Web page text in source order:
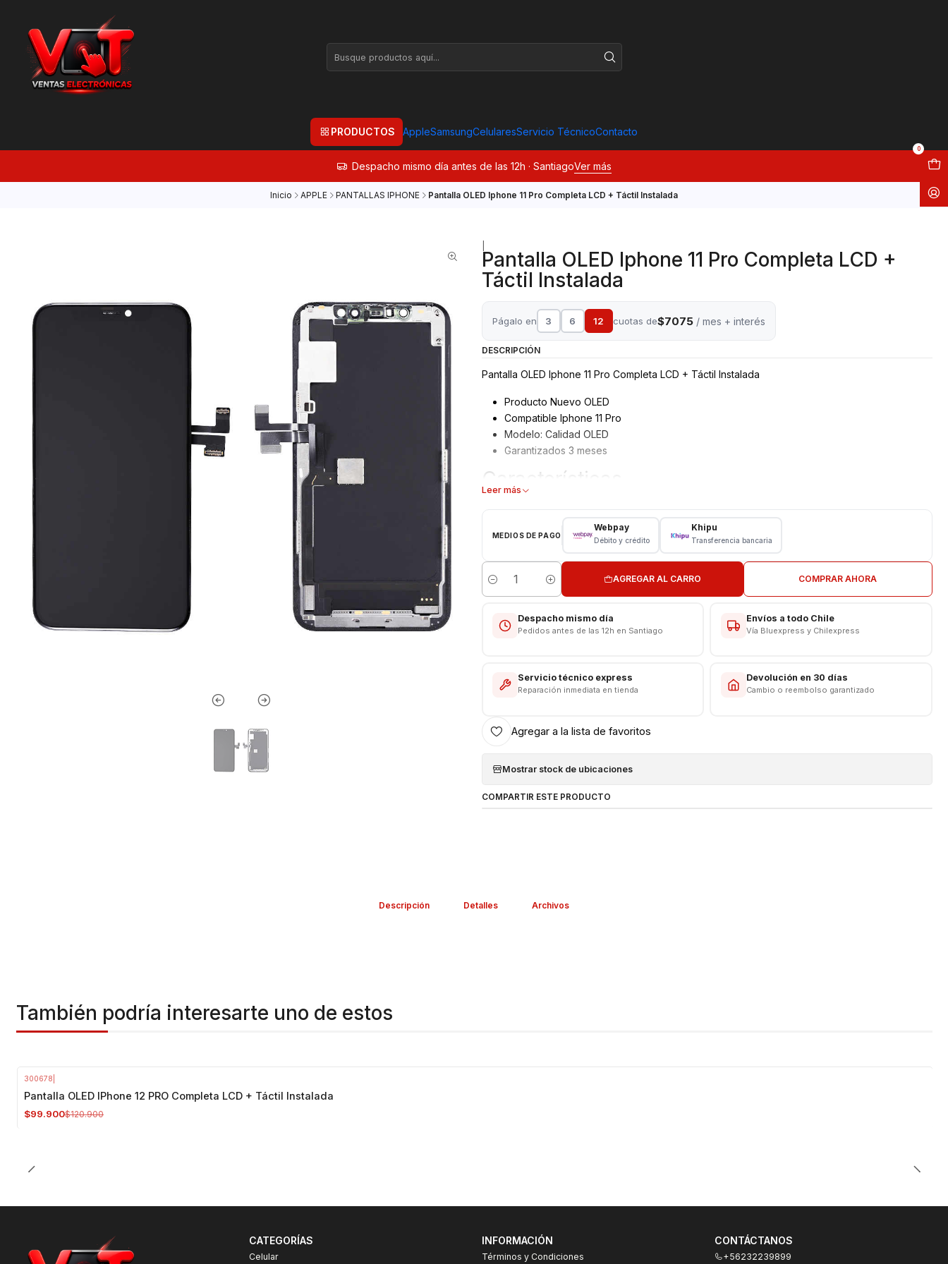
PRODUCTOS AppleSamsungCelularesServicio TécnicoContacto
0
Despacho mismo día antes de las 12h · SantiagoVer más
Inicio APPLE PANTALLAS IPHONE Pantalla OLED Iphone 11 Pro Completa LCD + Táctil Instalada
Pantalla OLED Iphone 11 Pro Completa LCD +
Táctil Instalada
Págalo en 3 6 12 cuotas de$7075/ mes + interés
DESCRIPCIÓN
Pantalla OLED Iphone 11 Pro Completa LCD + Táctil Instalada
Producto Nuevo OLED
Compatible Iphone 11 Pro
Modelo: Calidad OLED
Garantizados 3 meses
Características
Modelo: Iphone 11 Pro
VALOR INCLUYE INSTALACIÓN EN TIENDA
Leer más
MEDIOS DE PAGO
Webpay
Débito y crédito
Khipu
Transferencia bancaria
Cantidad
AGREGAR AL CARRO COMPRAR AHORA
Despacho mismo día
Pedidos antes de las 12h en Santiago
Envíos a todo Chile
Vía Bluexpress y Chilexpress
Servicio técnico express
Reparación inmediata en tienda
Devolución en 30 días
Cambio o reembolso garantizado
Agregar a la lista de favoritos
Mostrar stock de ubicaciones
COMPARTIR ESTE PRODUCTO
Descripción Detalles Archivos
También podría interesarte uno de estos
300678
Pantalla OLED IPhone 12 PRO Completa LCD + Táctil Instalada
$99.900$120.900
CATEGORÍAS
Celular
INFORMACIÓN
Términos y Condiciones
CONTÁCTANOS
+56232239899